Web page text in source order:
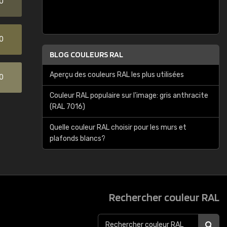
BLOG COULEURS RAL
Aperçu des couleurs RAL les plus utilisées
Couleur RAL populaire sur l'image: gris anthracite
(RAL 7016)
Quelle couleur RAL choisir pour les murs et
plafonds blancs?
Rechercher couleur RAL